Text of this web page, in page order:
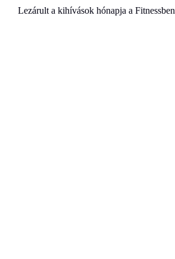
Lezárult a kihívások hónapja a Fitnessben